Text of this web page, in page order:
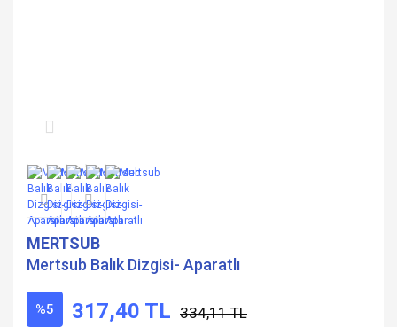
MERTSUB
Mertsub Balık Dizgisi- Aparatlı
%5 317,40 TL 334,11 TL